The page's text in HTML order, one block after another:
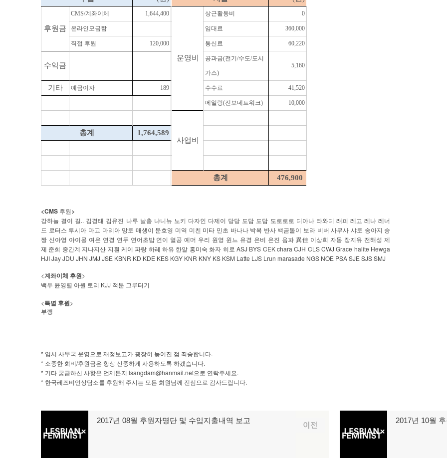
후원금
CMS/계좌이체 1,644,400
운영비
상근활동비 0
온라인모금함 임대료 360,000
직접 후원 120,000 통신료 60,220
수익금
공과금(전기/수도/도시
가스)
5,160
기타 예금이자 189 수수료 41,520
메일링(진보네트워크) 10,000
사업비
총계 1,764,589
총계 476,900
<CMS 후원 >
강하늘 결이 길 .. 김경태 김유진 나루 날총 냐니뉴 노키 다자인 다제이 당당 도담 도담 도로로로 디아나 라와디 래피 레고 레나 레너
드 로터스 루시아 마고 마리아 망토 매생이 문호영 미역 미친 미타 민초 바나나 박복 반사 백곰돌이 보라 비버 사무사 샤토 송아지 승
짱 신아영 아이몽 여은 연경 연두 연어초밥 연이 열공 예머 우리 원영 윈느 유경 은비 은진 음파 異佳 이상희 자몽 장지유 전해성 제
제 준희 중간계 지나지산 지훤 케이 파랑 하레 하유 한알 홍미숙 화자 히로 ASJ BYS CEK chara CJH CLS CWJ Grace halite Hewga
HJI Jay JDU JHN JMJ JSE KBNR KD KDE KES KGY KNR KNY KS KSM Latte LJS Lrun marasade NGS NOE PSA SJE SJS SMJ
<계좌이체 후원>
백두 윤영렬 아원 토리 KJJ 적분 그루터기
<특별 후원>
부깽
* 임시 사무국 운영으로 재정보고가 굉장히 늦어진 점 죄송합니다.
* 소중한 회비 /후원금은 항상 신중하게 사용하도록 하겠습니다.
* 기타 궁금하신 사항은 언제든지 lsangdam@hanmail.net으로 연락주세요.
* 한국레즈비언상담소를 후원해 주시는 모든 회원님께 진심으로 감사드립니다.
탐
색
이전
전
2017년 08월 후원자명단 및 수입지출내역 보고
음
2017년 10월